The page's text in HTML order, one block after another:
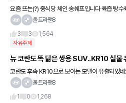
요즘 뜨는(?) 중식당 체
울트라맨8
3
3 1,564
자유주제
뉴 코란도 똑 닮은 쌍용 SUV..KR10 실물
코란도 후속 KR10으로 보이는 모델이 유출되었네요 약간 애매해 보
울트라맨8
1
0 1,268